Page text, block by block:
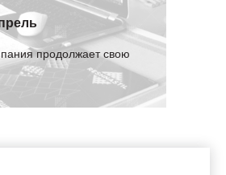
продолжает свою